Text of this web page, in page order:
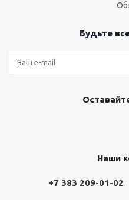
Будьте
Наши
+7 383 209-01-02